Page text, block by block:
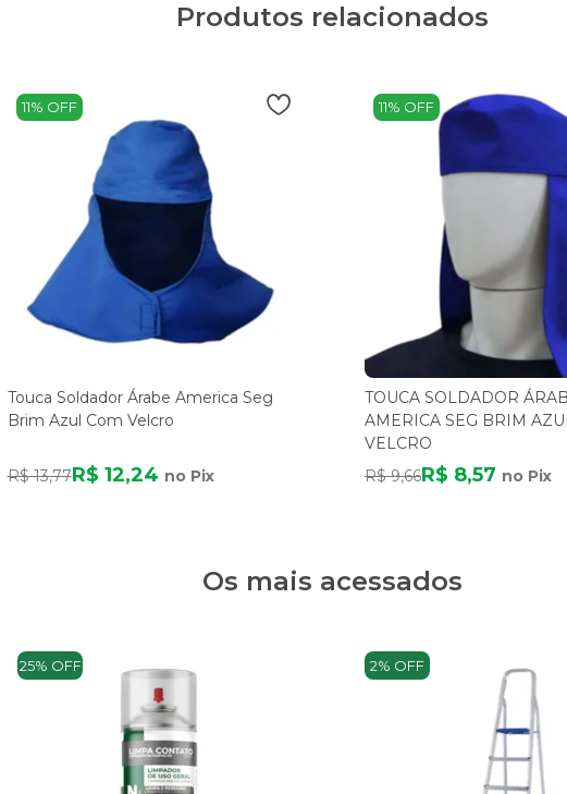
Produtos relacionados
11% OFF
Touca Soldador Árabe America Seg
Brim Azul Com Velcro
R$ 13,77R$ 12,24 no Pix
11% OFF
TOUCA SOLDADOR
AMERICA SEG BRIM
VELCRO
R$ 9,66R$ 8,57 no Pix
Os mais acessados
25% OFF 2% OFF